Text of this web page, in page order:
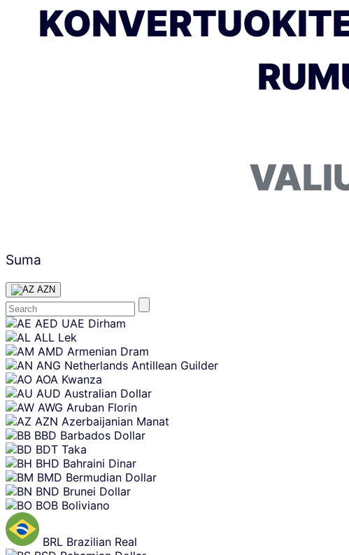
Suma
AZN
Skip
content
AED UAE Dirham
ALL Lek
AMD Armenian Dram
ANG Netherlands Antillean Guilder
AOA Kwanza
AUD Australian Dollar
AWG Aruban Florin
AZN Azerbaijanian Manat
BBD Barbados Dollar
BDT Taka
BHD Bahraini Dinar
BMD Bermudian Dollar
BND Brunei Dollar
BOB Boliviano
BRL Brazilian Real